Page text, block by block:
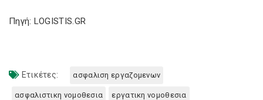
Πηγή: LOGISTIS.GR
Ετικέτες: ασφαλιση εργαζομενων
ασφαλιστικη νομοθεσια εργατικη νομοθεσια